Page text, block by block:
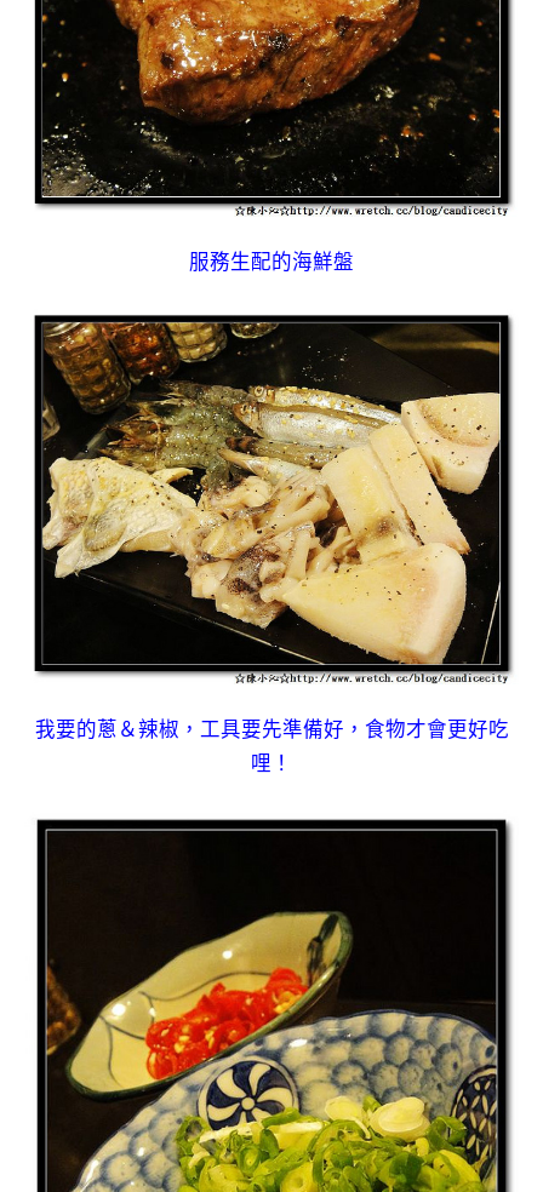
服務生配的海鮮盤
我要的蔥＆辣椒，工具要先準備好，食物才會更好吃
哩！